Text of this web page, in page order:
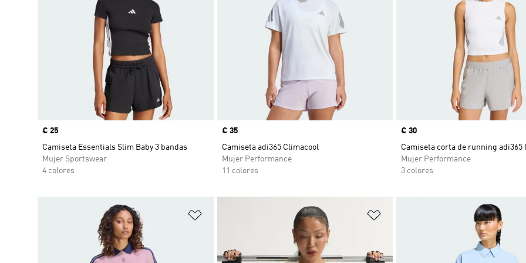
Precio
€ 25
Camiseta Essentials Slim Baby 3 bandas
Mujer Sportswear
4 colores
Precio
€ 35
Camiseta adi365 Climacool
Mujer Performance
11 colores
Precio
€ 30
Camiseta corta de running adi365
Mujer Performance
3 colores
Añadir a la lista de deseos Añadir a la lista de deseos